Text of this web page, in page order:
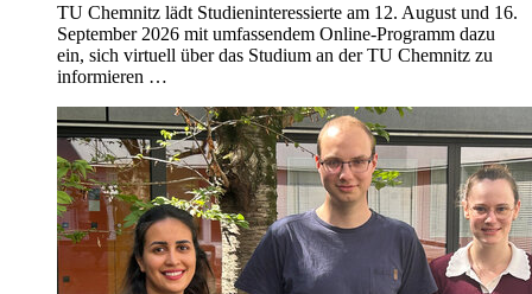
TU Chemnitz lädt Studieninteressierte am 12. August und 16.
September 2026 mit umfassendem Online-Programm dazu
ein, sich virtuell über das Studium an der TU Chemnitz zu
informieren …